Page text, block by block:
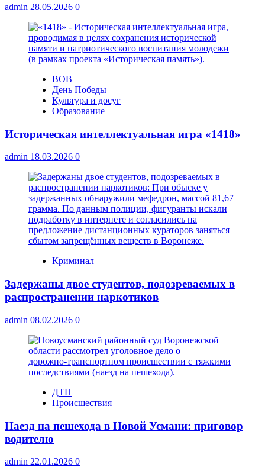
admin 28.05.2026 0
ВОВ
День Победы
Культура и досуг
Образование
Историческая интеллектуальная игра «1418»
admin 18.03.2026 0
Криминал
Задержаны двое студентов, подозреваемых в
распространении наркотиков
admin 08.02.2026 0
ДТП
Происшествия
Наезд на пешехода в Новой Усмани: приговор
водителю
admin 22.01.2026 0